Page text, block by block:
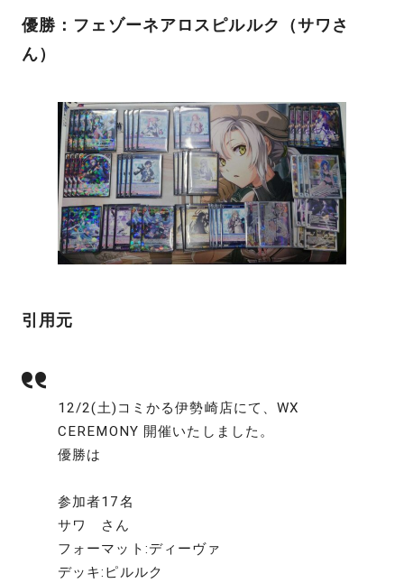
優勝：フェゾーネアロスピルルク（サワさ
ん）
引用元
12/2(土)コミかる伊勢崎店にて、WX
CEREMONY 開催いたしました。
優勝は
参加者17名
サワ さん
フォーマット:ディーヴァ
デッキ:ピルルク